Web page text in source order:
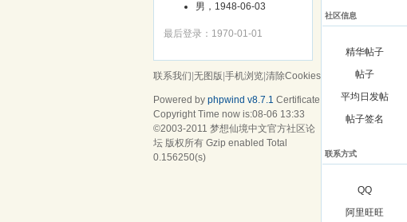
男，1948-06-03
最后登录：1970-01-01
社区信息
精华帖子
帖子
平均日发帖
帖子签名
联系方式
QQ
阿里旺旺
联系我们 无图版 手机浏览 清除Cookies
Powered by phpwind v8.7.1 Certificate
Copyright Time now is:08-06 13:33
©2003-2011 梦想仙境中文官方社区论
坛 版权所有 Gzip enabled Total
0.156250(s)